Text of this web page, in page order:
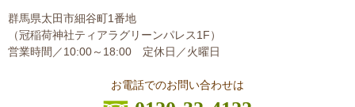
群馬県太田市細谷町1番地
（冠稲荷神社ティアラグリーンパレス1F）
営業時間／10:00～18:00 定休日／火曜日
お電話でのお問い合わせは